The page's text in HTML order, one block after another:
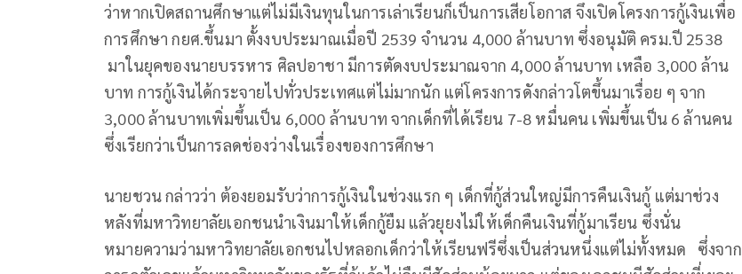
ว่าหากเปิดสถานศึกษาแต่ไม่มีเงินทุนในการเล่าเรียนก็เป็นการเสียโอกาส จึงเปิดโครงการกู้เงินเพื่อ
การศึกษา กยศ.ขึ้นมา ตั้งงบประมาณเมื่อปี 2539 จำนวน 4,000 ล้านบาท ซึ่งอนุมัติ ครม.ปี 2538
มาในยุคของนายบรรหาร ศิลปอาชา มีการตัดงบประมาณจาก 4,000 ล้านบาท เหลือ 3,000 ล้าน
บาท การกู้เงินได้กระจายไปทั่วประเทศแต่ไม่มากนัก แต่โครงการดังกล่าวโตขึ้นมาเรื่อย ๆ จาก
3,000 ล้านบาทเพิ่มขึ้นเป็น 6,000 ล้านบาท จากเด็กที่ได้เรียน 7-8 หมื่นคน เพิ่มขึ้นเป็น 6 ล้านคน
ซึ่งเรียกว่าเป็นการลดช่องว่างในเรื่องของการศึกษา
นายชวน กล่าวว่า ต้องยอมรับว่าการกู้เงินในช่วงแรก ๆ เด็กที่กู้ส่วนใหญ่มีการคืนเงินกู้ แต่มาช่วง
หลังที่มหาวิทยาลัยเอกชนนำเงินมาให้เด็กกู้ยืม แล้วยุยงไม่ให้เด็กคืนเงินที่กู้มาเรียน ซึ่งนั่น
หมายความว่ามหาวิทยาลัยเอกชนไปหลอกเด็กว่าให้เรียนฟรีซึ่งเป็นส่วนหนึ่งแต่ไม่ทั้งหมด ซึ่งจาก